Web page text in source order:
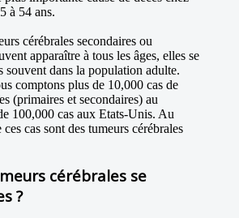
à 54 ans.
cérébrales secondaires ou
apparaître à tous les âges, elles se
souvent dans la population adulte.
comptons plus de 10,000 cas de
(primaires et secondaires) au
100,000 cas aux Etats-Unis. Au
cas sont des tumeurs cérébrales
cérébrales se
?